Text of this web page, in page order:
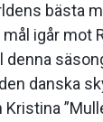
bästa
igår mot
denna
danska